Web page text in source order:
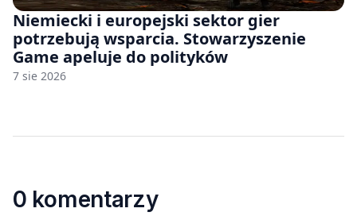
Niemiecki i europejski sektor gier
potrzebują wsparcia. Stowarzyszenie
Game apeluje do polityków
7 sie 2026
0 komentarzy